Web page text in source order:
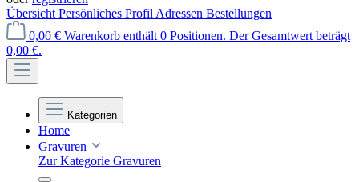
Übersicht Persönliches Profil Adressen Bestellungen
0,00 € Warenkorb enthält 0 Positionen. Der Gesamtwert beträgt
0,00 €.
Kategorien
Home
Gravuren
Zur Kategorie Gravuren